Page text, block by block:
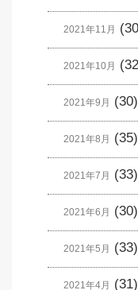
2021年11月
2021年10月
2021年9月 (30)
2021年8月 (35)
2021年7月 (33)
2021年6月 (30)
2021年5月 (33)
2021年4月 (31)